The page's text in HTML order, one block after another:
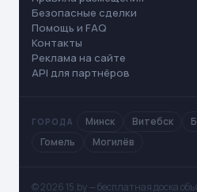
Безопасные сделки
Помощь и FAQ
Контакты
Реклама на сайте
API для партнёров
ГОРОДА Минск Витебск
Гомель
Могилёв
© 2026 15.by — бесплатная доска